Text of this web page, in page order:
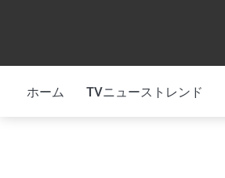
ホーム TVニューストレンド